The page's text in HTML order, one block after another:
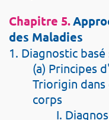
Chapitre 5.
des Maladies
1. Diagnostic
(a) Principes
Triorigin
corps
I.